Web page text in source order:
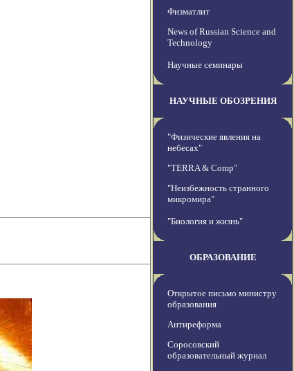
Физматлит
News of Russian Science and
Technology
Научные семинары
НАУЧНЫЕ ОБОЗРЕНИЯ
"Физические явления на
небесах"
"TERRA & Comp"
"Неизбежность странного
микромира"
"Биология и жизнь"
ОБРАЗОВАНИЕ
Открытое письмо министру
образования
Антиреформа
Соросовский
образовательный журнал